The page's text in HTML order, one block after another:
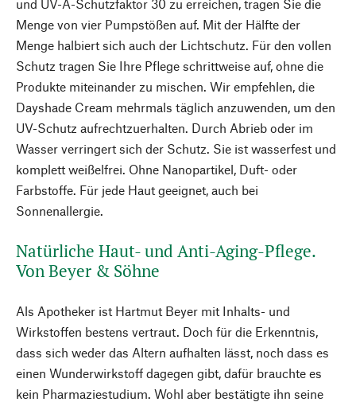
und UV-A-Schutzfaktor 30 zu erreichen, tragen Sie die
Menge von vier Pumpstößen auf. Mit der Hälfte der
Menge halbiert sich auch der Lichtschutz. Für den vollen
Schutz tragen Sie Ihre Pflege schrittweise auf, ohne die
Produkte miteinander zu mischen. Wir empfehlen, die
Dayshade Cream mehrmals täglich anzuwenden, um den
UV-Schutz aufrechtzuerhalten. Durch Abrieb oder im
Wasser verringert sich der Schutz. Sie ist wasserfest und
komplett weißelfrei. Ohne Nanopartikel, Duft- oder
Farbstoffe. Für jede Haut geeignet, auch bei
Sonnenallergie.
Natürliche Haut- und Anti-Aging-Pflege.
Von Beyer & Söhne
Als Apotheker ist Hartmut Beyer mit Inhalts- und
Wirkstoffen bestens vertraut. Doch für die Erkenntnis,
dass sich weder das Altern aufhalten lässt, noch dass es
einen Wunderwirkstoff dagegen gibt, dafür brauchte es
kein Pharmaziestudium. Wohl aber bestätigte ihn seine